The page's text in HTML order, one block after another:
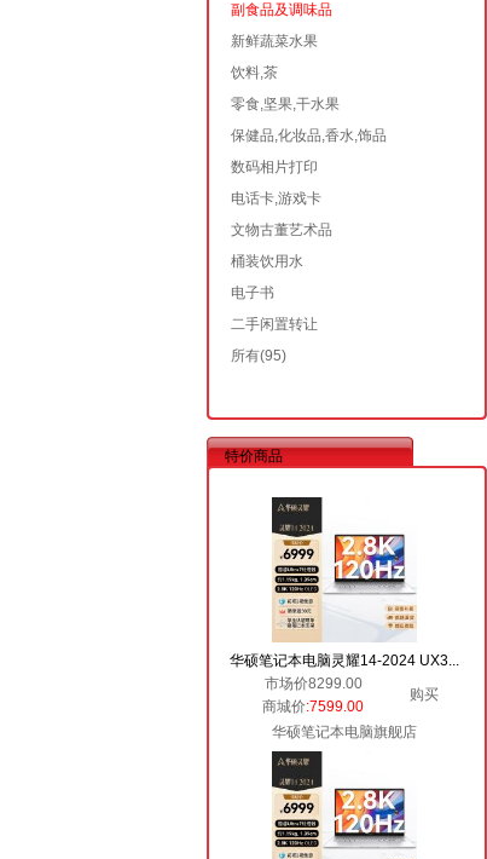
副食品及调味品
新鲜蔬菜水果
饮料,茶
零食,坚果,干水果
保健品,化妆品,香水,饰品
数码相片打印
电话卡,游戏卡
文物古董艺术品
桶装饮用水
电子书
二手闲置转让
所有(95)
特价商品
华硕笔记本电脑灵耀14-2024 UX3...
市场价8299.00
购买
商城价:7599.00
华硕笔记本电脑旗舰店